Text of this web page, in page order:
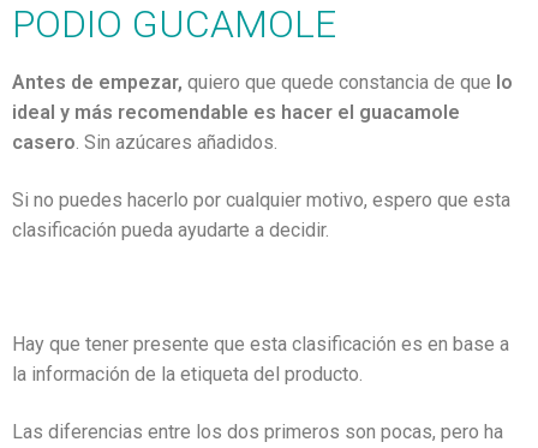
PODIO GUCAMOLE
Antes de empezar, quiero que quede constancia de que lo
ideal y más recomendable es hacer el guacamole
casero. Sin azúcares añadidos.
Si no puedes hacerlo por cualquier motivo, espero que esta
clasificación pueda ayudarte a decidir.
Hay que tener presente que esta clasificación es en base a
la información de la etiqueta del producto.
Las diferencias entre los dos primeros son pocas, pero ha